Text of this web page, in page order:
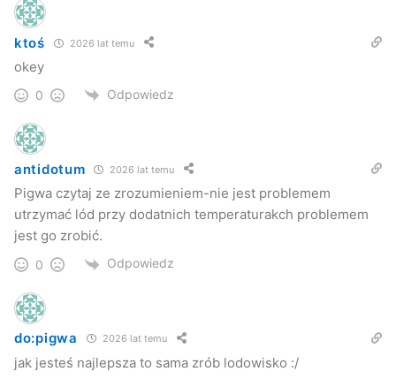
ktoś 2026 lat temu
okey
0 Odpowiedz
antidotum 2026 lat temu
Pigwa czytaj ze zrozumieniem-nie jest problemem
utrzymać lód przy dodatnich temperaturakch problemem
jest go zrobić.
0 Odpowiedz
do:pigwa 2026 lat temu
jak jesteś najlepsza to sama zrób lodowisko :/